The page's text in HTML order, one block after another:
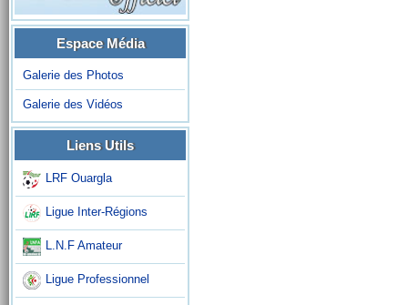
Espace Média
Galerie des Photos
Galerie des Vidéos
Liens Utils
LRF Ouargla
Ligue Inter-Régions
L.N.F Amateur
Ligue Professionnel